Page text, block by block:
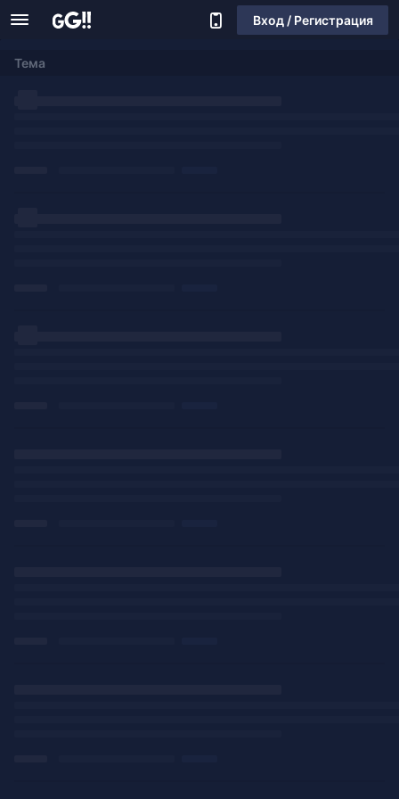
Вход / Регистрация
Тема